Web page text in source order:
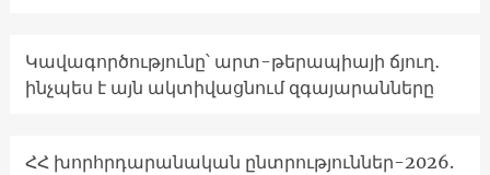
Կավագործությունը՝ արտ-թերապիայի ճյուղ․
ինչպես է այն ակտիվացնում զգայարանները
ՀՀ խորհրդարանական ընտրություններ-2026.